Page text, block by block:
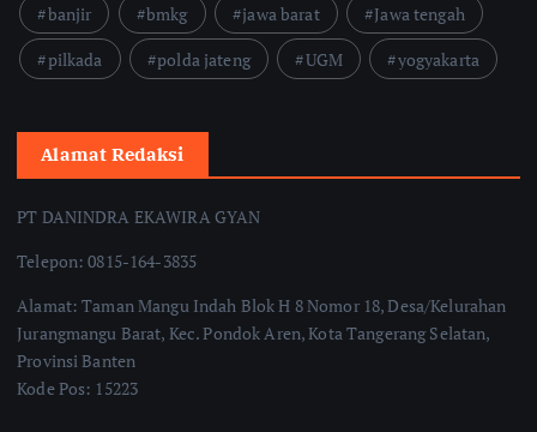
banjir bmkg jawa barat
Jawa tengah
pilkada
polda jateng UGM yogyakarta
Alamat Redaksi
PT DANINDRA EKAWIRA GYAN
Telepon: 0815-164-3835
Alamat: Taman Mangu Indah Blok H 8 Nomor 18, Desa/Kelurahan
Jurangmangu Barat, Kec. Pondok Aren, Kota Tangerang Selatan,
Provinsi Banten
Kode Pos: 15223